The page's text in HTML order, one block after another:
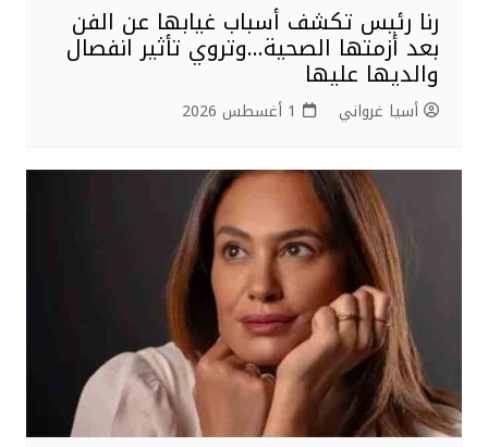
رنا رئيس تكشف أسباب غيابها عن الفن
بعد أزمتها الصحية…وتروي تأثير انفصال
والديها عليها
أسيا غرواني 1 أغسطس 2026